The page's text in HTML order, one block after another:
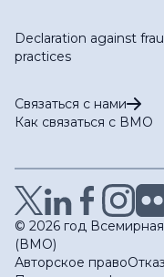
Declaration against
practices
Связаться с нами
Как связаться с ВМО
© 2026 год
(ВМО)
Авторское право